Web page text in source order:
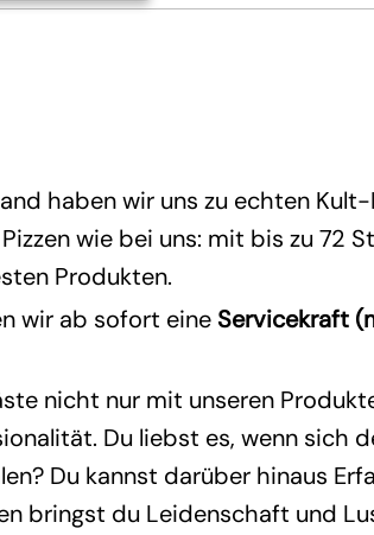
haben wir uns zu echten
wie bei uns: mit bis zu 72
Produkten.
wir ab sofort eine Servicekraft
nicht nur mit unseren
Du liebst es, wenn sich
Du kannst darüber hinaus
bringst du Leidenschaft und